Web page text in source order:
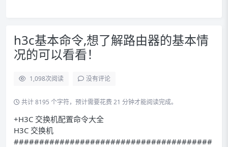
h3c基本命令,想了解路由器的基本情
况的可以看看！
1,098次阅读 没有评论
共计 8195 个字符，预计需要花费 21 分钟才能阅读完成。
+H3C 交换机配置命令大全
H3C 交换机
#######################################